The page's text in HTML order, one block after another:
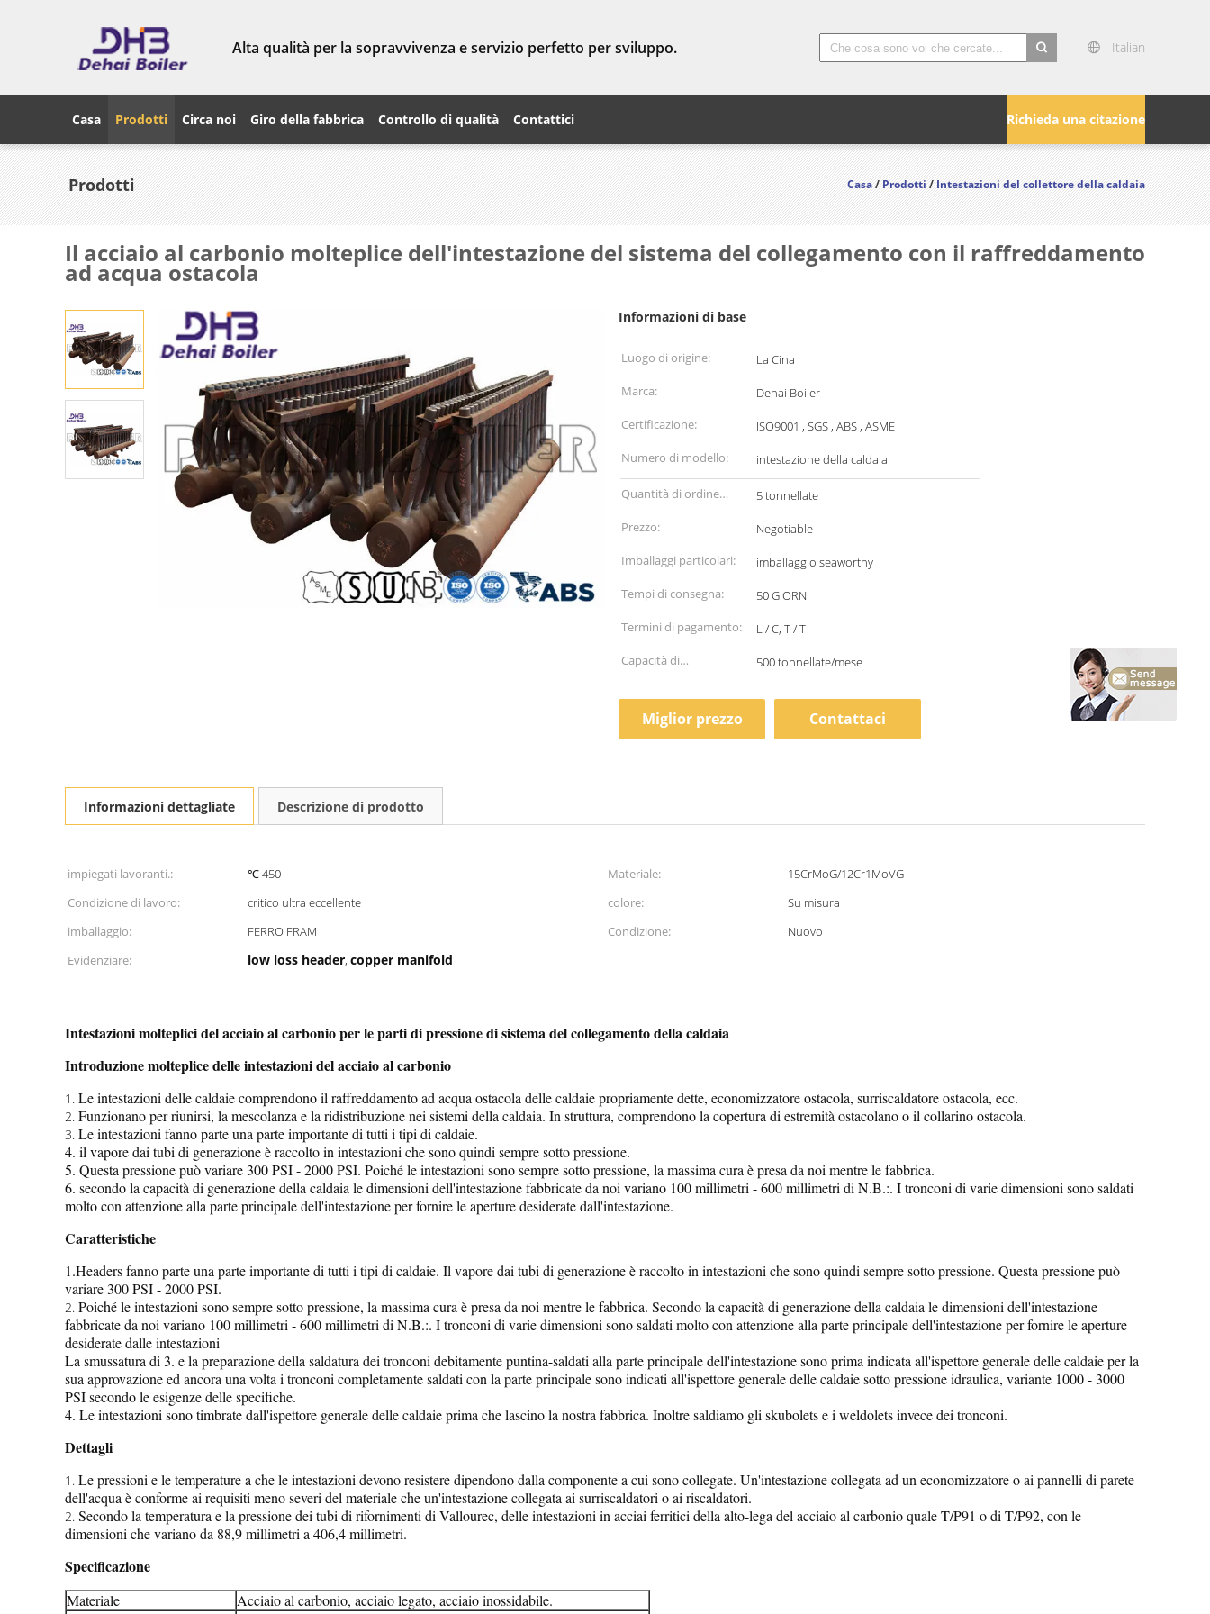
Alta qualità per la sopravvivenza e servizio perfetto per sviluppo. Italian
Richieda una citazione
Casa Prodotti Circa noi Giro della fabbrica Controllo di qualità Contattici
Prodotti Casa/Prodotti/Intestazioni del collettore della caldaia
Il acciaio al carbonio molteplice dell'intestazione del sistema del collegamento con il raffreddamento
ad acqua ostacola
Informazioni di base
Luogo di origine:
La Cina
Marca:
Dehai Boiler
Certificazione:
ISO9001 , SGS , ABS , ASME
Numero di modello:
intestazione della caldaia
Quantità di ordine
minimo:
5 tonnellate
Prezzo:
Negotiable
Imballaggi particolari:
imballaggio seaworthy
Tempi di consegna:
50 GIORNI
Termini di pagamento:
L / C, T / T
Capacità di
500 tonnellate/mese
Miglior prezzo Contattaci
Informazioni dettagliate Descrizione di prodotto
impiegati lavoranti.: ℃ 450 Materiale:
15CrMoG/12Cr1MoVG
Condizione di lavoro:
critico ultra eccellente colore:
Su misura
imballaggio:
FERRO FRAM Condizione:
Nuovo
Evidenziare:
low loss header, copper manifold
Intestazioni molteplici del acciaio al carbonio per le parti di pressione di sistema del collegamento della caldaia
Introduzione molteplice delle intestazioni del acciaio al carbonio
1. Le intestazioni delle caldaie comprendono il raffreddamento ad acqua ostacola delle caldaie propriamente dette, economizzatore ostacola, surriscaldatore ostacola, ecc.
2. Funzionano per riunirsi, la mescolanza e la ridistribuzione nei sistemi della caldaia. In struttura, comprendono la copertura di estremità ostacolano o il collarino ostacola.
3. Le intestazioni fanno parte una parte importante di tutti i tipi di caldaie.
4. il vapore dai tubi di generazione è raccolto in intestazioni che sono quindi sempre sotto pressione.
5. Questa pressione può variare 300 PSI - 2000 PSI. Poiché le intestazioni sono sempre sotto pressione, la massima cura è presa da noi mentre le fabbrica.
6. secondo la capacità di generazione della caldaia le dimensioni dell'intestazione fabbricate da noi variano 100 millimetri - 600 millimetri di N.B.:. I tronconi di varie dimensioni sono saldati
molto con attenzione alla parte principale dell'intestazione per fornire le aperture desiderate dall'intestazione.
Caratteristiche
1.Headers fanno parte una parte importante di tutti i tipi di caldaie. Il vapore dai tubi di generazione è raccolto in intestazioni che sono quindi sempre sotto pressione. Questa pressione può
variare 300 PSI - 2000 PSI.
2. Poiché le intestazioni sono sempre sotto pressione, la massima cura è presa da noi mentre le fabbrica. Secondo la capacità di generazione della caldaia le dimensioni dell'intestazione
fabbricate da noi variano 100 millimetri - 600 millimetri di N.B.:. I tronconi di varie dimensioni sono saldati molto con attenzione alla parte principale dell'intestazione per fornire le aperture
desiderate dalle intestazioni
La smussatura di 3. e la preparazione della saldatura dei tronconi debitamente puntina-saldati alla parte principale dell'intestazione sono prima indicata all'ispettore generale delle caldaie per la
sua approvazione ed ancora una volta i tronconi completamente saldati con la parte principale sono indicati all'ispettore generale delle caldaie sotto pressione idraulica, variante 1000 - 3000
PSI secondo le esigenze delle specifiche.
4. Le intestazioni sono timbrate dall'ispettore generale delle caldaie prima che lascino la nostra fabbrica. Inoltre saldiamo gli skubolets e i weldolets invece dei tronconi.
Dettagli
1. Le pressioni e le temperature a che le intestazioni devono resistere dipendono dalla componente a cui sono collegate. Un'intestazione collegata ad un economizzatore o ai pannelli di parete
dell'acqua è conforme ai requisiti meno severi del materiale che un'intestazione collegata ai surriscaldatori o ai riscaldatori.
2. Secondo la temperatura e la pressione dei tubi di rifornimenti di Vallourec, delle intestazioni in acciai ferritici della alto-lega del acciaio al carbonio quale T/P91 o di T/P92, con le
dimensioni che variano da 88,9 millimetri a 406,4 millimetri.
Specificazione
Materiale
Acciaio al carbonio, acciaio legato, acciaio inossidabile.